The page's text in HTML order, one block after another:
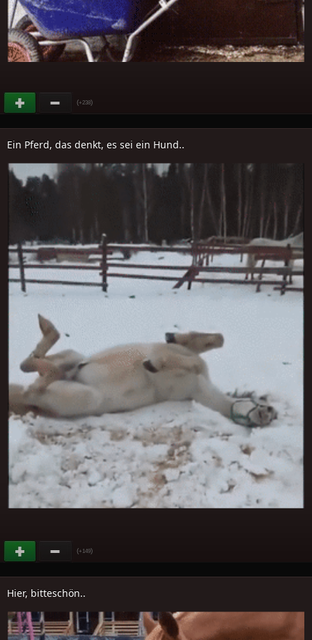
(+238)
Ein Pferd, das denkt, es sei ein Hund..
(+149)
Hier, bitteschön..